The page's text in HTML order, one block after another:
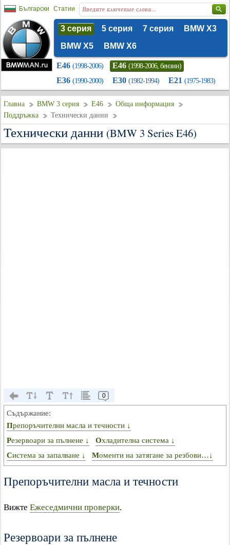
Български Статии
3 серия 5 серия 7 серия
BMW X3
BMW X5
BMW X6
E46 (1998-2006) E46 (1998-2006, бензин)
E36 (1990-2000) E30 (1982-1994) E21 (1975-1983)
Главна BMW 3 серия E46
Обща информация
Поддръжка
Технически данни
Технически данни (BMW 3 Series E46)
0
Съдържание:
Препоръчителни масла и течности ↓
Резервоари за пълнене ↓
Охладителна система ↓
Система за запалване ↓
Моменти на затягане за резбови…↓
Препоръчителни масла и течности
Вижте Ежеседмични проверки.
Резервоари за пълнене